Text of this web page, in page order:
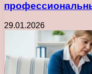
29.01.2026